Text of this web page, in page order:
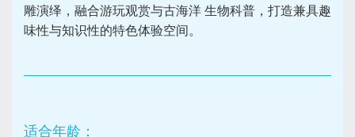
雕演绎，融合游玩观赏与古海洋 生物科普，打造兼具趣
味性与知识性的特色体验空间。
适合年龄：